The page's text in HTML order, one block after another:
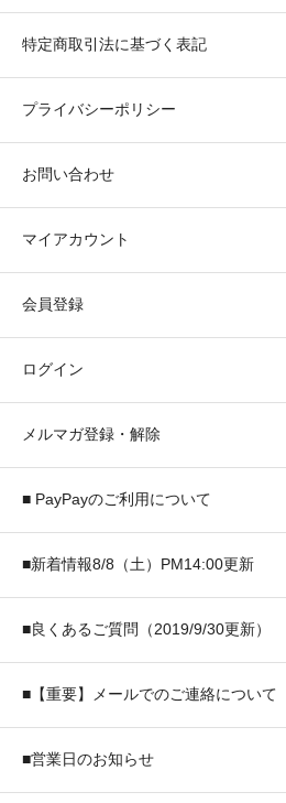
特定商取引法に基づく表記
プライバシーポリシー
お問い合わせ
マイアカウント
会員登録
ログイン
メルマガ登録・解除
■ PayPayのご利用について
■新着情報8/8（土）PM14:00更新
■良くあるご質問（2019/9/30更新）
■【重要】メールでのご連絡について
■営業日のお知らせ